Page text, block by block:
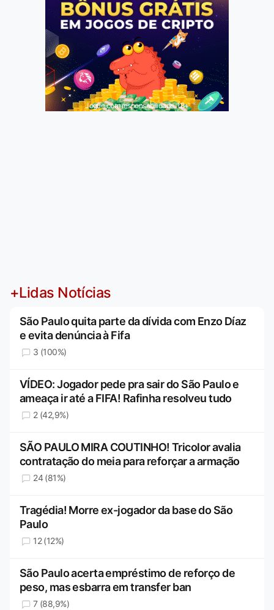
Jogue com responsabilidade. 18+
+Lidas Notícias
São Paulo quita parte da dívida com Enzo Díaz
e evita denúncia à Fifa
3 (100%)
VÍDEO: Jogador pede pra sair do São Paulo e
ameaça ir até a FIFA! Rafinha resolveu tudo
2 (42,9%)
SÃO PAULO MIRA COUTINHO! Tricolor avalia
contratação do meia para reforçar a armação
24 (81%)
Tragédia! Morre ex-jogador da base do São
Paulo
12 (12%)
São Paulo acerta empréstimo de reforço de
peso, mas esbarra em transfer ban
7 (88,9%)